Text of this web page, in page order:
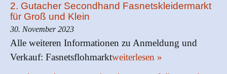
2. Gutacher Secondhand Fasnetskleidermarkt
für Groß und Klein
30. November 2023
Alle weiteren Informationen zu Anmeldung und
Verkauf: Fasnetsflohmarktweiterlesen »